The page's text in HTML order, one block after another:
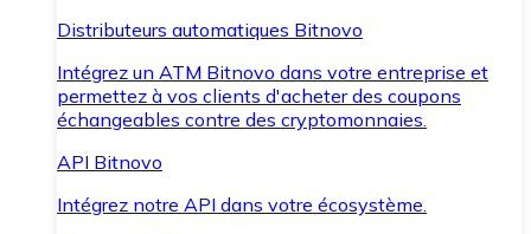
Distributeurs automatiques Bitnovo
Intégrez un ATM Bitnovo dans votre entreprise et
permettez à vos clients d'acheter des coupons
échangeables contre des cryptomonnaies.
API Bitnovo
Intégrez notre API dans votre écosystème.